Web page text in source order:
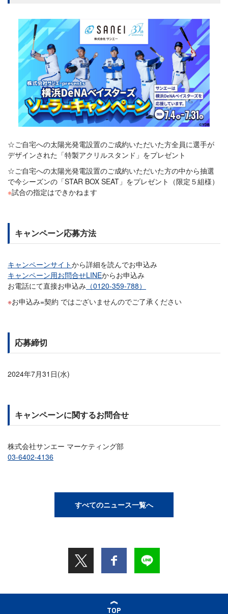
☆ご自宅への太陽光発電設置のご成約いただいた方全員に選手が
デザインされた「特製アクリルスタンド」をプレゼント
☆ご自宅への太陽光発電設置のご成約いただいた方の中から抽選
で今シーズンの「STAR BOX SEAT」をプレゼント（限定５組様）
※試合の指定はできかねます
キャンペーン応募方法
キャンペーンサイトから詳細を読んでお申込み
キャンペーン用お問合せLINEからお申込み
お電話にて直接お申込み （0120-359-788）
お申込み=契約 ではございませんのでご了承ください
応募締切
2024年7月31日(水)
キャンペーンに関するお問合せ
株式会社サンエー マーケティング部
03-6402-4136
すべてのニュース一覧へ
TOP